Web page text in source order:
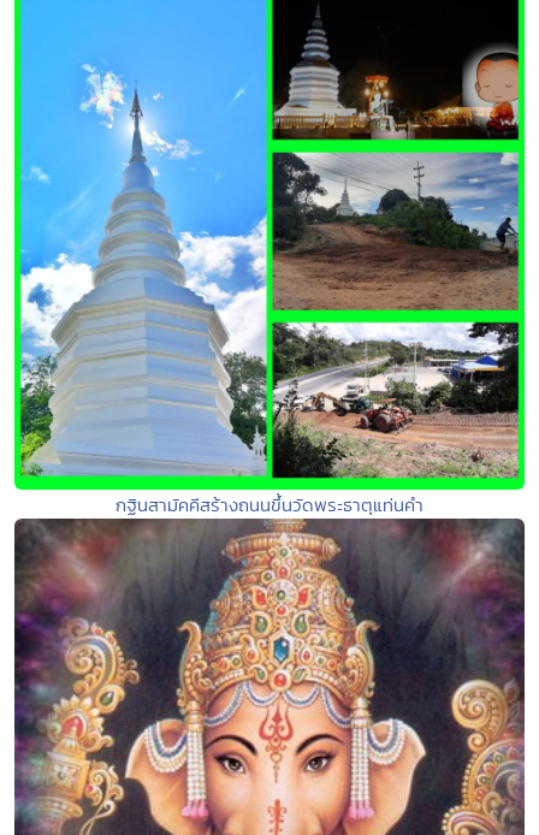
กฐินสามัคคีสร้างถนนขึ้นวัดพระธาตุแท่นคำ